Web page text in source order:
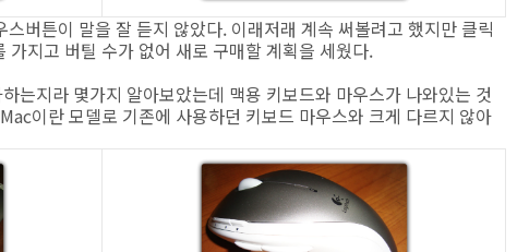
버튼이 말을 잘 듣지 않았다. 이래저래 계속 써볼려고 했지만 클릭
지고 버틸 수가 없어 새로 구매할 계획을 세웠다.
는지라 몇가지 알아보았는데 맥용 키보드와 마우스가 나와있는 것
이란 모델로 기존에 사용하던 키보드 마우스와 크게 다르지 않아